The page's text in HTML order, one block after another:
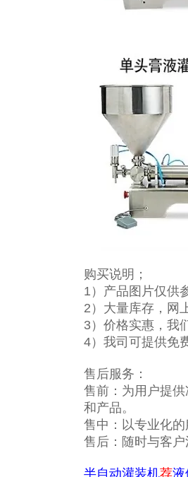
购买说明；
1）产品图片仅供
2）大量库存，网
3）价格实惠，我
4）我司可提供免
售后服务：
售前：为用户提
和产品。
售中：以专业化
售后：随时与客
半自动灌装机荐液